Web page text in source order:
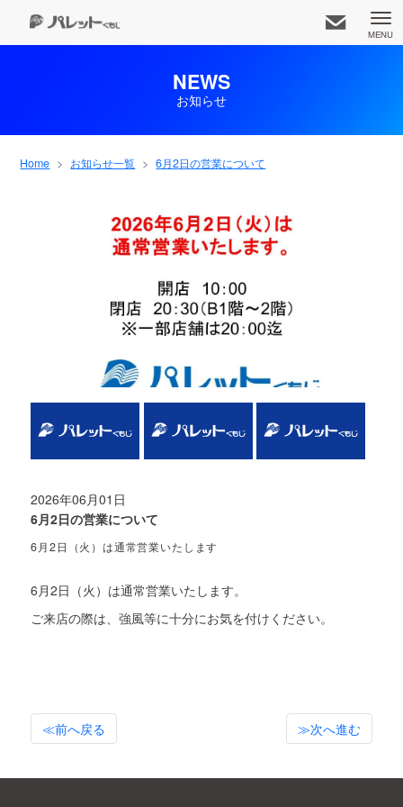
MENU
お知らせ一覧 事業内容
企業情報
アクセス
パレット広報部
NEWS
お知らせ
Home お知らせ一覧 6月2日の営業について
6月2日の営業について
2026年06月01日
6月2日（火）は通常営業いたします
6月2日（火）は通常営業いたします。
ご来店の際は、強風等に十分にお気を付けください。
≪前へ戻る ≫次へ進む